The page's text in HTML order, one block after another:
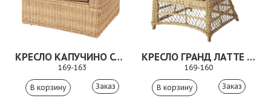
КРЕСЛО КАПУЧИНО СОЛОМЕННЫЙ
169-163
Заказ
КРЕСЛО ГРАНД ЛАТТЕ СОЛОМЕННЫЙ
169-160
Заказ